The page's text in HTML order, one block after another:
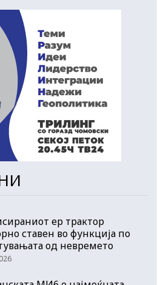
ер трактор
ставен во функција по
од невремето